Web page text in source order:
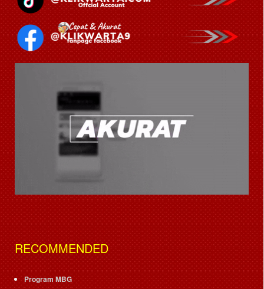
RECOMMENDED
Program MBG